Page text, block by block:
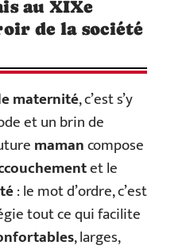
au XIXe
de la société
maternité, c’est s’y
et un brin de
mamancompose
et le
: le mot d’ordre, c’est
tout ce qui facilite
, larges,